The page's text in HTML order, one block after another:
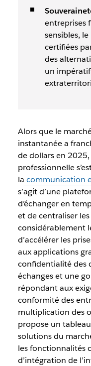
entreprises
sensibles,
certifiées
des
un
Alors que le
instantanée a
de dollars en
professionnelle
la communication
s’agit d’une
d’échanger en
et de centraliser
considérablement
d’accélérer les
aux applications
confidentialité des
échanges et une
répondant aux
conformité des
multiplication des
propose un
solutions du
les fonctionnalités
d’intégration de